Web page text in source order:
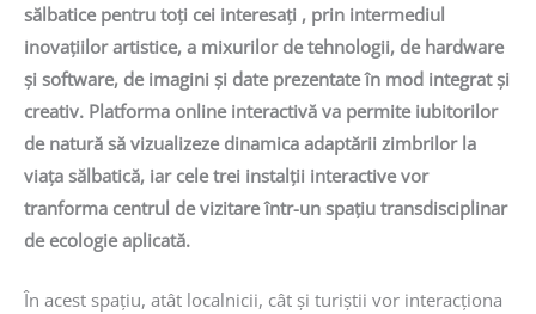
sălbatice pentru toți cei interesați , prin intermediul
inovațiilor artistice, a mixurilor de tehnologii, de hardware
și software, de imagini și date prezentate în mod integrat și
creativ. Platforma online interactivă va permite iubitorilor
de natură să vizualizeze dinamica adaptării zimbrilor la
viața sălbatică, iar cele trei instalții interactive vor
tranforma centrul de vizitare într-un spațiu transdisciplinar
de ecologie aplicată.
În acest spațiu, atât localnicii, cât și turiștii vor interacționa